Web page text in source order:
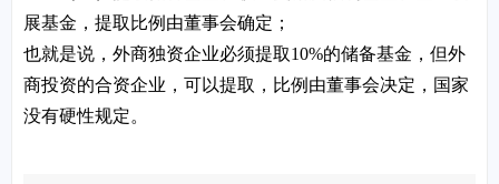
展基金，提取比例由董事会确定；
也就是说，外商独资企业必须提取10%的储备基金，但外
商投资的合资企业，可以提取，比例由董事会决定，国家
没有硬性规定。